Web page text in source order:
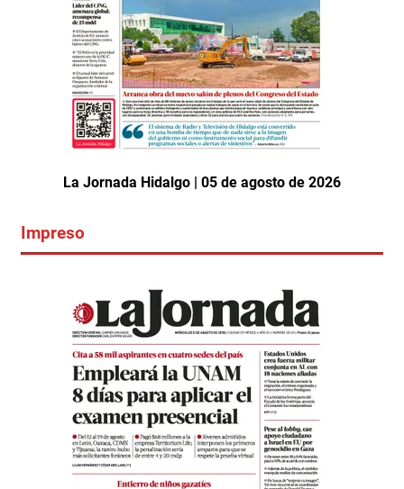
La Jornada Hidalgo | 05 de agosto de 2026
Impreso